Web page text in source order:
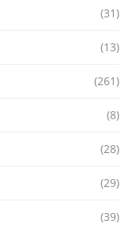
(31)
(13)
(261)
(8)
(28)
(29)
(39)